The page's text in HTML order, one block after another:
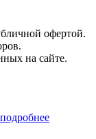
офертой.
на сайте.